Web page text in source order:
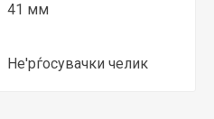
41 мм
Не'рѓосувачки челик